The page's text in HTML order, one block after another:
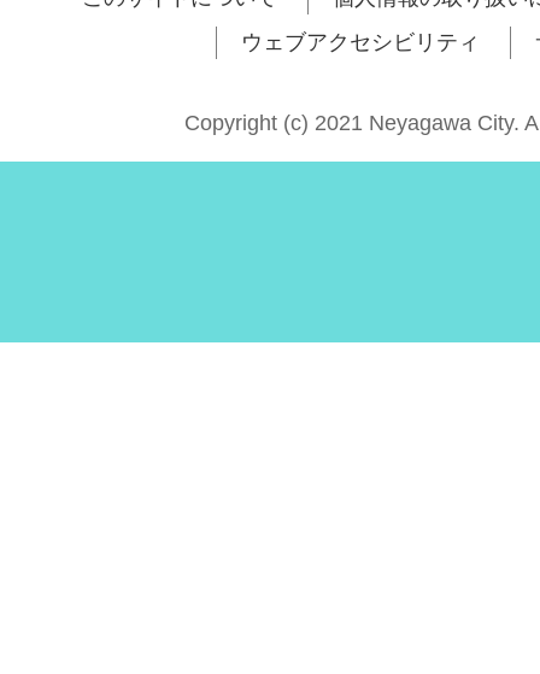
ウェブアクセシビリティ
Copyright (c) 2021 Neyagawa City.